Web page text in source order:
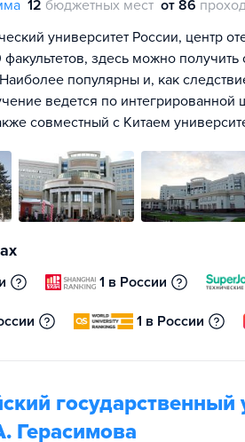
12 бюджетных мест от 86
университет России, центр
здесь можно
популярны и, как
ведется по
совместный с Китаем
1 в России
1 в России
Герасимова